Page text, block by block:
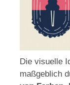
Die visuelle
maßgeblich